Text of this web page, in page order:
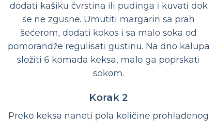
dodati kašiku čvrstina ili pudinga i kuvati dok
se ne zgusne. Umutiti margarin sa prah
šećerom, dodati kokos i sa malo soka od
pomorandže regulisati gustinu. Na dno kalupa
složiti 6 komada keksa, malo ga poprskati
sokom.
Korak 2
Preko keksa naneti pola količine prohlađenog